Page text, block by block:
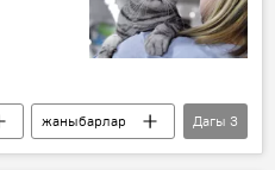
жаныбарлар
Дагы 3